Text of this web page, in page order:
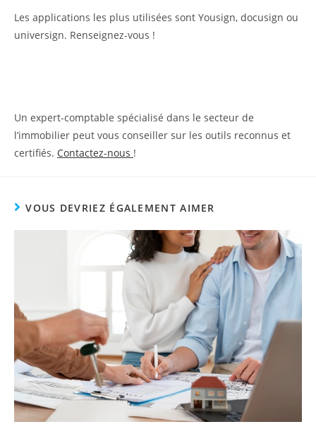
Les applications les plus utilisées sont Yousign, docusign ou
universign. Renseignez-vous !
Un expert-comptable spécialisé dans le secteur de
l’immobilier peut vous conseiller sur les outils reconnus et
certifiés. Contactez-nous !
VOUS DEVRIEZ ÉGALEMENT AIMER